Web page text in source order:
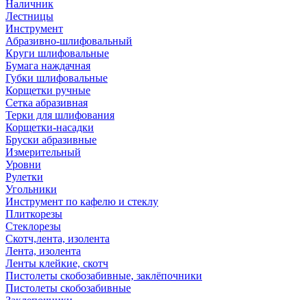
Наличник
Лестницы
Инструмент
Абразивно-шлифовальный
Круги шлифовальные
Бумага наждачная
Губки шлифовальные
Корщетки ручные
Сетка абразивная
Терки для шлифования
Корщетки-насадки
Бруски абразивные
Измерительный
Уровни
Рулетки
Угольники
Инструмент по кафелю и стеклу
Плиткорезы
Стеклорезы
Скотч,лента, изолента
Лента, изолента
Ленты клейкие, скотч
Пистолеты скобозабивные, заклёпочники
Пистолеты скобозабивные